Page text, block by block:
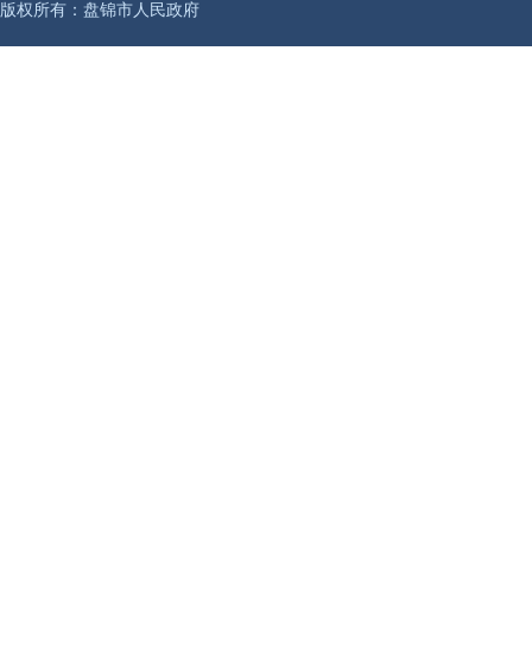
版权所有：盘锦市人民政府